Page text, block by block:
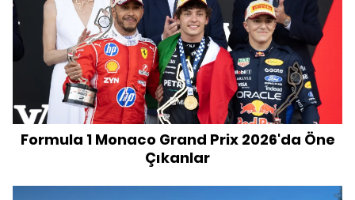
Formula 1 Monaco Grand Prix 2026'da Öne
Çıkanlar